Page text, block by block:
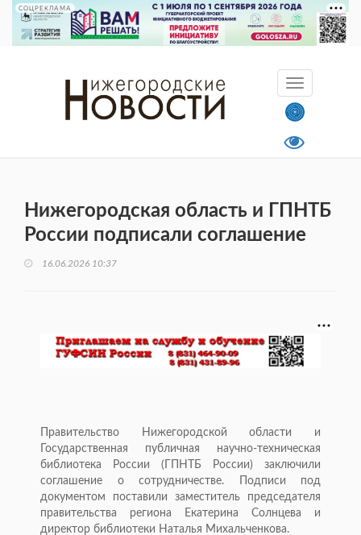
СОЦРЕКЛАМА
Нижегородская область и ГПНТБ
России подписали соглашение
16.06.2026 10:37
Правительство Нижегородской области и
Государственная публичная научно-техническая
библиотека России (ГПНТБ России) заключили
соглашение о сотрудничестве. Подписи под
документом поставили заместитель председателя
правительства региона Екатерина Солнцева и
директор библиотеки Наталья Михальченкова.